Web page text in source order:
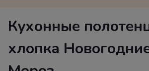
Кухонные
хлопка